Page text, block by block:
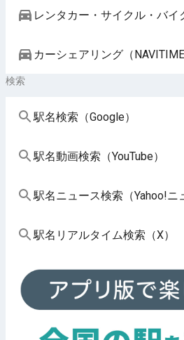
レンタカー・サイクル・バイ
カーシェアリング（NAVITIME
検索
駅名検索（Google）
駅名動画検索（YouTube）
駅名ニュース検索（Yahoo!ニ
駅名リアルタイム検索（X）